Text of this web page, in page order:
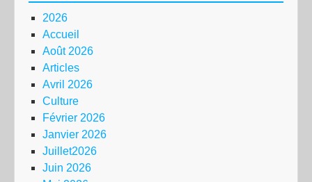
2026
Accueil
Août 2026
Articles
Avril 2026
Culture
Février 2026
Janvier 2026
Juillet2026
Juin 2026